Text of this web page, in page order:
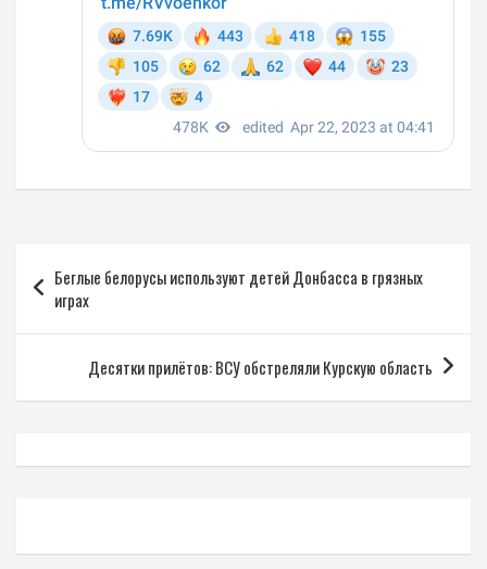
Навигация
по
записям
Беглые белорусы используют детей Донбасса в грязных
играх
Десятки прилётов: ВСУ обстреляли Курскую область